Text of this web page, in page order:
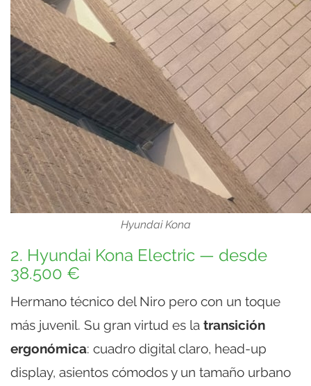
Hyundai Kona
2. Hyundai Kona Electric — desde
38.500 €
Hermano técnico del Niro pero con un toque
más juvenil. Su gran virtud es la transición
ergonómica: cuadro digital claro, head-up
display, asientos cómodos y un tamaño urbano